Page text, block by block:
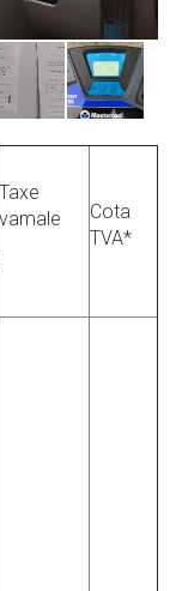
Taxe
vamale
Cota
TVA*